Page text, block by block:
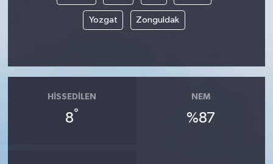
Yozgat Zonguldak
HISSEDILEN
8°
NEM
%87